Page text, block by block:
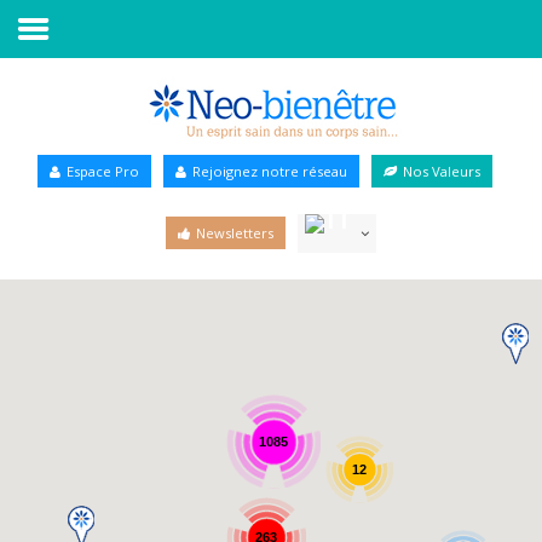
Annuaire Bien-être
Espace Pro Rejoignez notre réseau Nos Valeurs
Newsletters
1085
263
12